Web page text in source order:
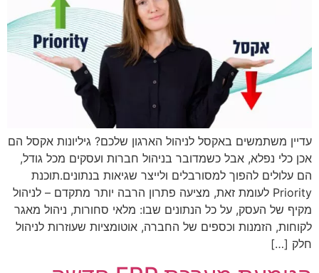
עדיין משתמשים באקסל לניהול הארגון שלכם? גיליונות אקסל הם
אכן כלי נפלא, אבל כשמדובר בניהול חברות ועסקים מכל גודל,
הם עלולים להפוך למסורבלים ולייצר שגיאות בנתונים.תוכנת
Priority לעומת זאת, מציעה פתרון הרבה יותר מתקדם – לניהול
מקיף של העסק, על כל הנתונים שבו: מלאי סחורות, ניהול מאגר
לקוחות, הזמנות וכספים של החברה, אוטומציות שעוזרות לניהול
חלק […]